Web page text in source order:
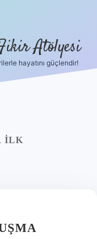
Atölyesi
hayatını güçlendir!
ILK